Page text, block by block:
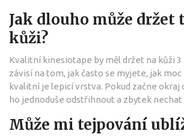
Jak dlouho může držet
kůži?
Kvalitní kinesiotape by měl držet na kůži 3
závisí na tom, jak často se myjete, jak
kvalitní je lepicí vrstva. Pokud začne okraj
ho jednoduše odstřihnout a zbytek nechat
Může mi tejpování